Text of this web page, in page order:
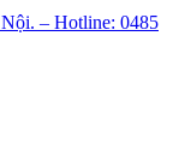
– Hotline: 0485